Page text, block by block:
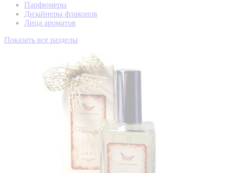
Парфюмеры
Дизайнеры флаконов
Лица ароматов
Показать все разделы